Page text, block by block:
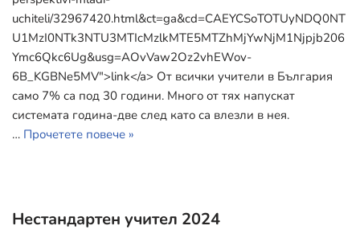
uchiteli/32967420.html&ct=ga&cd=CAEYCSoTOTUyNDQ0NT
U1MzI0NTk3NTU3MTIcMzlkMTE5MTZhMjYwNjM1Njpjb206
Ymc6Qkc6Ug&usg=AOvVaw2Oz2vhEWov-
6B_KGBNe5MV">link</a> От всички учители в България
само 7% са под 30 години. Много от тях напускат
системата година-две след като са влезли в нея.
… Прочетете повече »
Нестандартен учител 2024